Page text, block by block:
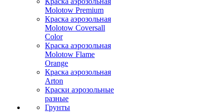
Molotow Premium
Краска аэрозольная
Molotow Coversall
Color
Краска аэрозольная
Molotow Flame
Orange
Краска аэрозольная
Arton
Краски аэрозольные
разные
Грунты